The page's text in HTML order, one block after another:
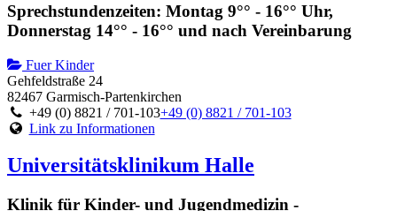
Sprechstundenzeiten: Montag 9°° - 16°° Uhr,
Donnerstag 14°° - 16°° und nach Vereinbarung
Fuer Kinder
Gehfeldstraße 24
82467 Garmisch-Partenkirchen
+49 (0) 8821 / 701-103+49 (0) 8821 / 701-103
Link zu Informationen
Universitätsklinikum Halle
Klinik für Kinder- und Jugendmedizin -